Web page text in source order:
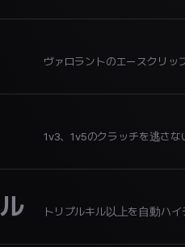
ヴァロラントのエースクリッ
1v3、1v5のクラッチを逃さな
トリプルキル以上を自動ハイ